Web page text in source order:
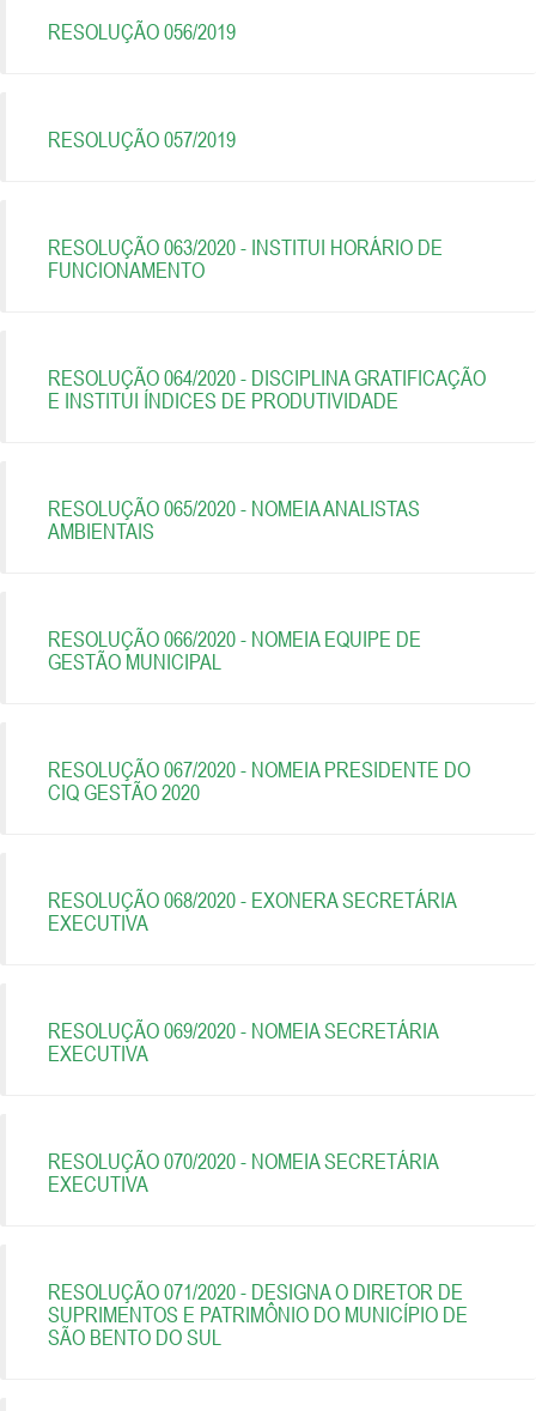
RESOLUÇÃO 056/2019
RESOLUÇÃO 057/2019
RESOLUÇÃO 063/2020 - INSTITUI HORÁRIO DE
FUNCIONAMENTO
RESOLUÇÃO 064/2020 - DISCIPLINA GRATIFICAÇÃO
E INSTITUI ÍNDICES DE PRODUTIVIDADE
RESOLUÇÃO 065/2020 - NOMEIA ANALISTAS
AMBIENTAIS
RESOLUÇÃO 066/2020 - NOMEIA EQUIPE DE
GESTÃO MUNICIPAL
RESOLUÇÃO 067/2020 - NOMEIA PRESIDENTE DO
CIQ GESTÃO 2020
RESOLUÇÃO 068/2020 - EXONERA SECRETÁRIA
EXECUTIVA
RESOLUÇÃO 069/2020 - NOMEIA SECRETÁRIA
EXECUTIVA
RESOLUÇÃO 070/2020 - NOMEIA SECRETÁRIA
EXECUTIVA
RESOLUÇÃO 071/2020 - DESIGNA O DIRETOR DE
SUPRIMENTOS E PATRIMÔNIO DO MUNICÍPIO DE
SÃO BENTO DO SUL